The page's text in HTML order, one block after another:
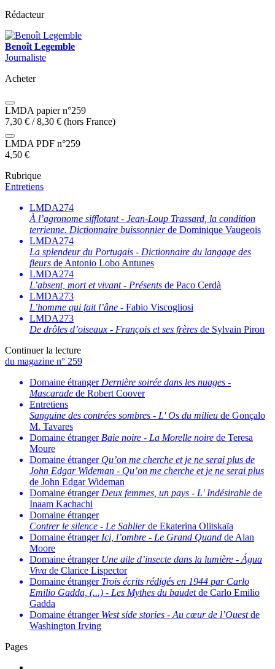
Rédacteur
Benoît Legemble
Journaliste
Acheter
LMDA papier n°259
7,30 € /8,30 € (hors France)
LMDA PDF n°259
4,50 €
Rubrique
Entretiens
LMDA274
À l’agronome sifflotant - Jean-Loup Trassard, la condition
terrienne. Dictionnaire buissonnierde Dominique Vaugeois
LMDA274
La splendeur du Portugais - Dictionnaire du langage des
fleurs de Antonio Lobo Antunes
LMDA274
L’absent, mort et vivant - Présents de Paco Cerdà
LMDA273
L’homme qui fait l’âne - Fabio Viscogliosi
LMDA273
De drôles d’oiseaux - François et ses frères de Sylvain Piron
Continuer la lecture
du magazine n° 259
Domaine étranger Dernière soirée dans les nuages -
Mascarade de Robert Coover
Entretiens
Sanguine des contrées sombres - L' Os du milieu de Gonçalo
M. Tavares
Domaine étranger Baie noire - La Morelle noire de Teresa
Moure
Domaine étranger Qu’on me cherche et je ne serai plus de
John Edgar Wideman - Qu’on me cherche et je ne serai plus
de John Edgar Wideman
Domaine étranger Deux femmes, un pays - L' Indésirable de
Inaam Kachachi
Domaine étranger
Contrer le silence - Le Sablierde Ekaterina Olitskaïa
Domaine étranger Ici, l’ombre - Le Grand Quand de Alan
Moore
Domaine étranger Une aile d’insecte dans la lumière - Água
Viva de Clarice Lispector
Domaine étranger Trois écrits rédigés en 1944 par Carlo
Emilio Gadda, (...) - Les Mythes du baudetde Carlo Emilio
Gadda
Domaine étranger West side stories - Au cœur de l’Ouestde
Washington Irving
Pages